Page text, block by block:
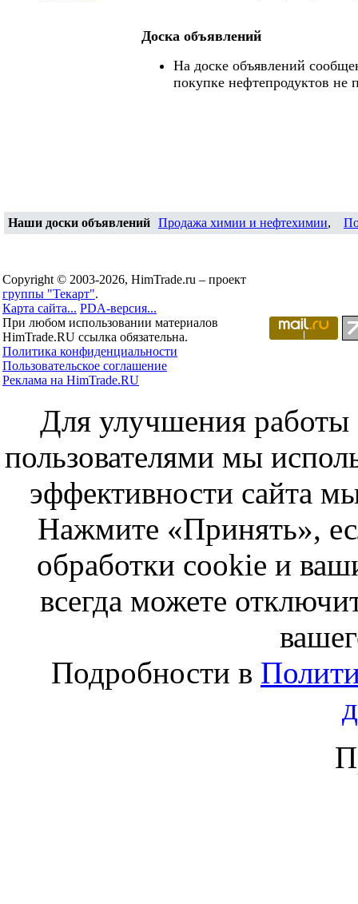
Доска объявлений
На доске объявлений
покупке нефтепродуктов не
Наши доски объявлений Продажа химии и нефтехимии,
Copyright © 2003-2026, HimTrade.ru – проект
группы "Текарт".
Карта сайта... PDA-версия...
При любом использовании материалов
HimTrade.RU ссылка обязательна.
Политика конфиденциальности
Пользовательское соглашение
Реклама на HimTrade.RU
Для улучшения работы
пользователями мы
эффективности сайта
Нажмите «Принять»,
обработки cookie и
всегда можете
Подробности в